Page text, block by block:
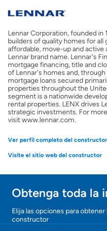
Costos casa nueva
Obtener mi
Calcular mi hipoteca
Obtener Aprobación
Preparar mi casa
Obtener ofertas
Lennar Corporation, founded in
builders of quality homes for all
affordable, move-up and
Lennar brand name. Lennar's
mortgage financing, title and
of Lennar's homes and,
mortgage loans secured
properties throughout the
segment is a nationwide
rental properties. LENX drives
strategic investments. For
visit www.lennar.com.
Ver perfil completo del constructor
Visite el sitio web del constructor
¡Gracias!
¡
Obtenga toda la
Elija las opciones para
constructor